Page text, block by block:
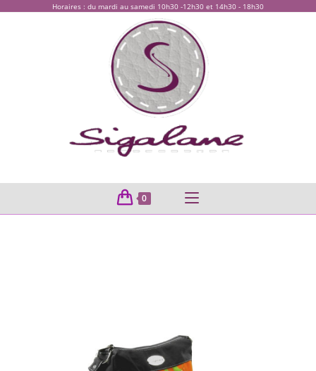
Horaires : du mardi au samedi 10h30 -12h30 et 14h30 - 18h30
0